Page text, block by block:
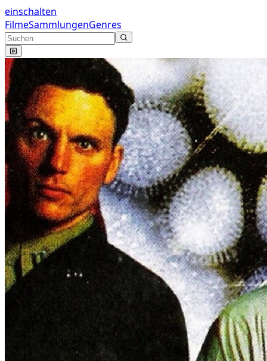
einschalten
FilmeSammlungenGenres